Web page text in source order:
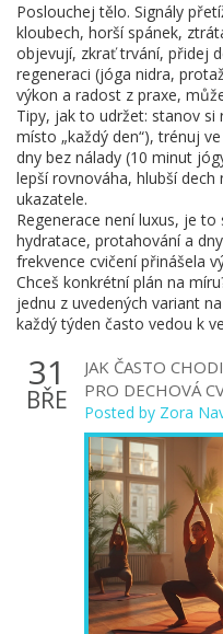
Poslouchej tělo. Signály
kloubech, horší spánek,
objevují, zkrať trvání, přidej
regeneraci (jóga nidra,
výkon a radost z praxe,
Tipy, jak to udržet: stanov si
místo „každý den“), trénuj
dny bez nálady (10 minut
lepší rovnováha, hlubší
ukazatele.
Regenerace není luxus, je
hydratace, protahování a
frekvence cvičení přinášela
Chceš konkrétní plán na
jednu z uvedených variant
každý týden často vedou k
31
BŘE
JAK ČASTO
PRO DECHOVÁ
Posted by Zora